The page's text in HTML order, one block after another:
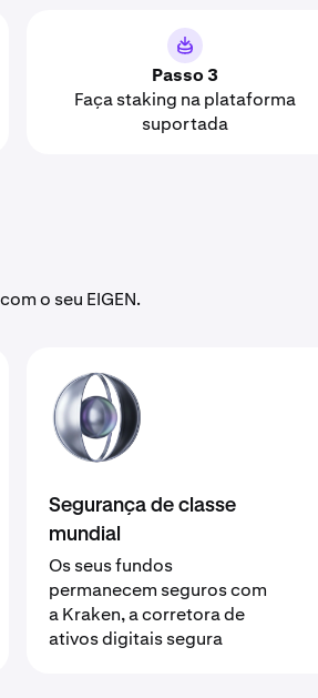
Passo 3
Faça staking na plataforma
suportada
o seu EIGEN.
Segurança de classe
mundial
Os seus fundos
permanecem seguros com
a Kraken, a corretora de
ativos digitais segura